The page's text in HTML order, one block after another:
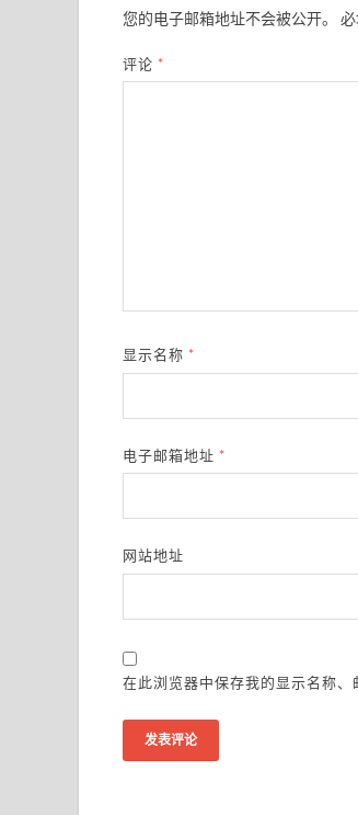
您的电子邮箱地址不会被公开。
评论 *
显示名称 *
电子邮箱地址 *
网站地址
在此浏览器中保存我的显示名称、